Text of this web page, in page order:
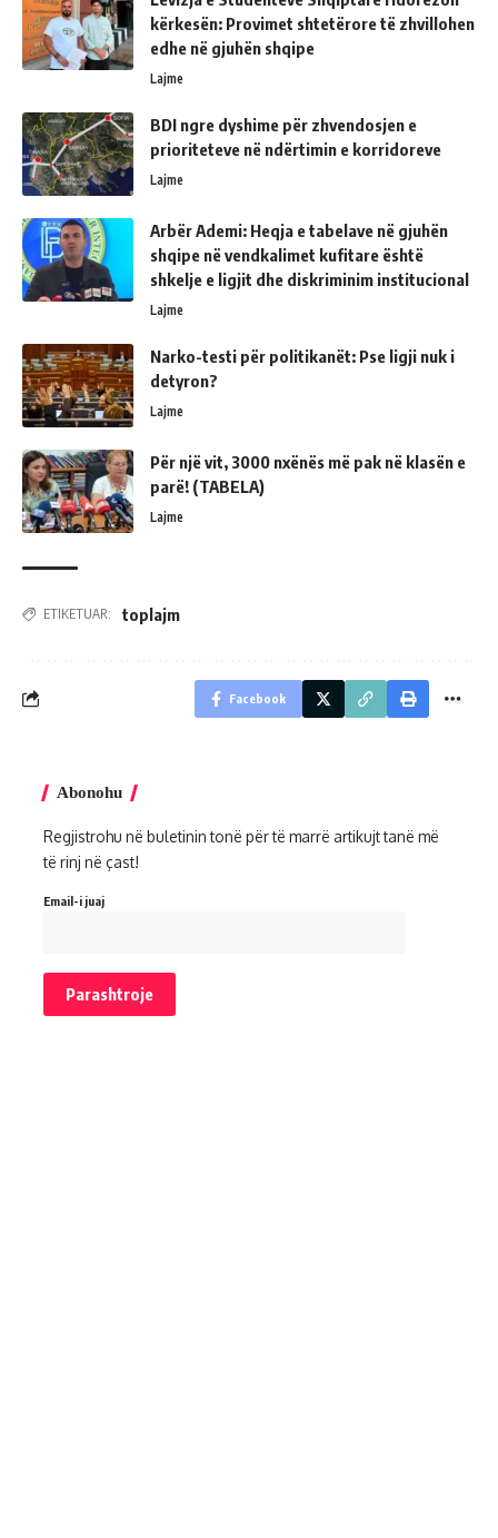
kërkesën: Provimet shtetërore të zhvillohen
edhe në gjuhën shqipe
Lajme
BDI ngre dyshime për zhvendosjen e
prioriteteve në ndërtimin e korridoreve
Lajme
Arbër Ademi: Heqja e tabelave në gjuhën
shqipe në vendkalimet kufitare është
shkelje e ligjit dhe diskriminim institucional
Lajme
Narko-testi për politikanët: Pse ligji nuk i
detyron?
Lajme
Për një vit, 3000 nxënës më pak në klasën e
parë! (TABELA)
Lajme
ETIKETUAR: toplajm
Facebook
Abonohu
Regjistrohu në buletinin tonë për të marrë artikujt tanë më
të rinj në çast!
Email-i juaj